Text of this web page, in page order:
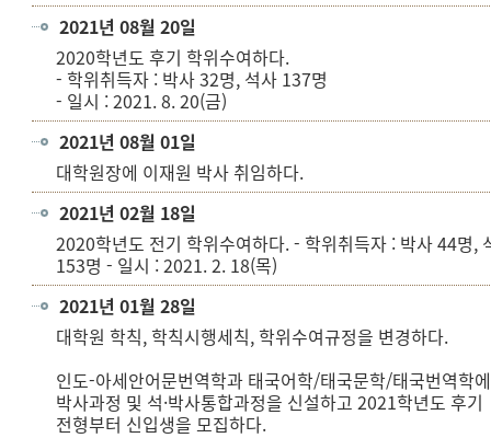
2021년 08월 20일
2020학년도 후기 학위수여하다.
- 학위취득자 : 박사 32명, 석사 137명
- 일시 : 2021. 8. 20(금)
2021년 08월 01일
대학원장에 이재원 박사 취임하다.
2021년 02월 18일
2020학년도 전기 학위수여하다. - 학위취득자 : 박사 44명,
153명 - 일시 : 2021. 2. 18(목)
2021년 01월 28일
대학원 학칙, 학칙시행세칙, 학위수여규정을 변경하다.
인도-아세안어문번역학과 태국어학/태국문학/태국번역학에
박사과정 및 석·박사통합과정을 신설하고 2021학년도 후기
전형부터 신입생을 모집하다.